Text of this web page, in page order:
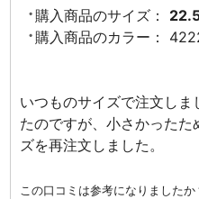
購入商品のサイズ：
購入商品のカラー：
いつものサイズで注文し
たのですが、小さかったた
ズを再注文しました。
この口コミは参考になりましたか